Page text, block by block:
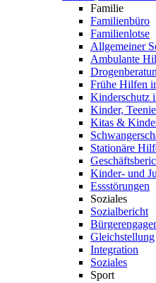
Familie
Familienbüro
Familienlotse
Allgemeiner
Ambulante
Frühe Hilfen
Kinderschutz
Kinder,
Kitas &
Stationäre
Kinder- und
Essstörungen
Soziales
Sozialbericht
Gleichstellung
Integration
Soziales
Sport